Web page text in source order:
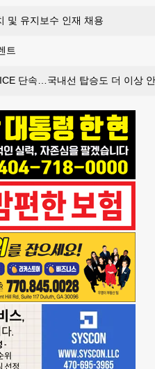
및 유지보수 인재 채용
트
단속…국내선 탑승도 더 이상